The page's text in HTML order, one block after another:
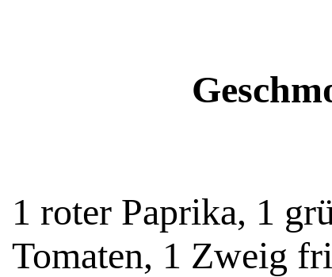
1 roter Paprika, 1
Tomaten, 1 Zweig